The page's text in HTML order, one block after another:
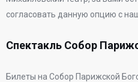
согласовать данную опцию с
Спектакль Собор
Билеты на Собор Парижской